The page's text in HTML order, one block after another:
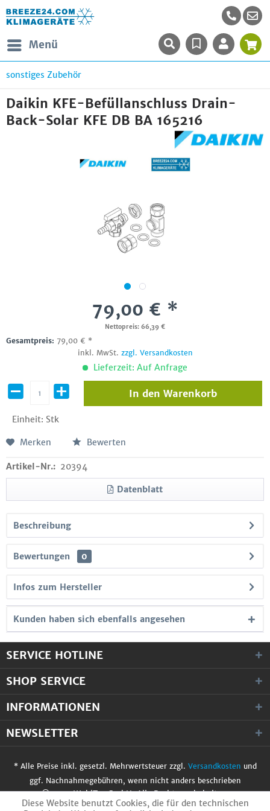
Menü
sonstiges Zubehör
Daikin KFE-Befüllanschluss Drain-
Back-Solar KFE DB BA 165216
79,00 € *
Nettopreis: 66,39 €
Gesamtpreis: 79,00 € *
inkl. MwSt. zzgl. Versandkosten
Lieferzeit: Auf Anfrage
Einheit: Stk
In den Warenkorb
Merken Bewerten
Artikel-Nr.: 20394
Datenblatt
Beschreibung
Bewertungen 0
Infos zum Hersteller
Kunden haben sich ebenfalls angesehen
SERVICE HOTLINE
SHOP SERVICE
INFORMATIONEN
NEWSLETTER
* Alle Preise inkl. gesetzl. Mehrwertsteuer zzgl. Versandkosten und
ggf. Nachnahmegebühren, wenn nicht anders beschrieben
© 2017 WobiTec GmbH. Alle Rechte vorbehalten.
Diese Website benutzt Cookies, die für den technischen